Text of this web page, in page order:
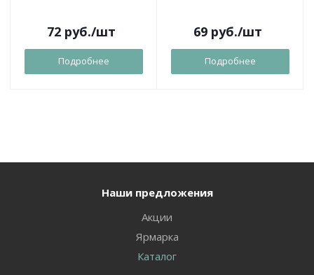
72 руб./шт
Подробнее
69 руб./шт
Подробнее
Наши предложения
Акции
Ярмарка
Каталог